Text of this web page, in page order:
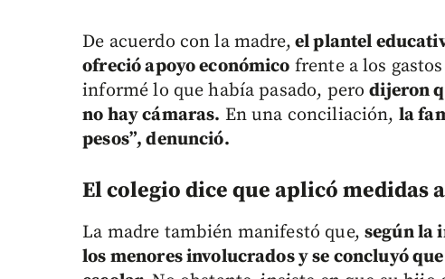
De acuerdo con la madre, el plantel
ofreció apoyo económico frente a los
informé lo que había pasado, perodijeron
no hay cámaras. En una conciliación, la
pesos”, denunció.
El colegio dice que aplicó medidas
La madre también manifestó que, según la
los menores involucrados y se concluyó